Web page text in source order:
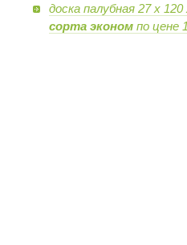
доска палубная 27 х 120
сорта эконом по цене